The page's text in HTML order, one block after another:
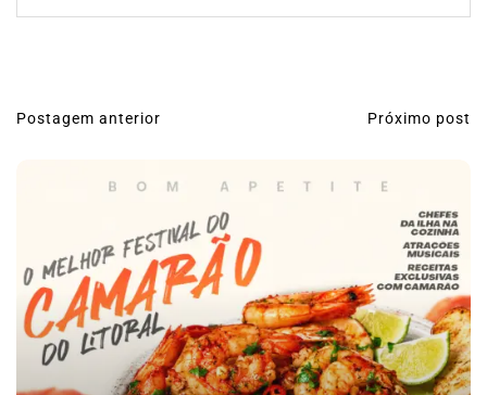
N
g
a
ç
Postagem anterior Próximo post